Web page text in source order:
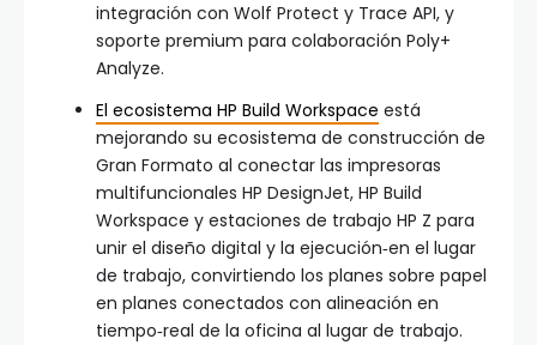
integración con Wolf Protect y Trace API, y
soporte premium para colaboración Poly+
Analyze.
El ecosistema HP Build Workspace está
mejorando su ecosistema de construcción de
Gran Formato al conectar las impresoras
multifuncionales HP DesignJet, HP Build
Workspace y estaciones de trabajo HP Z para
unir el diseño digital y la ejecución‑en el lugar
de trabajo, convirtiendo los planes sobre papel
en planes conectados con alineación en
tiempo‑real de la oficina al lugar de trabajo.